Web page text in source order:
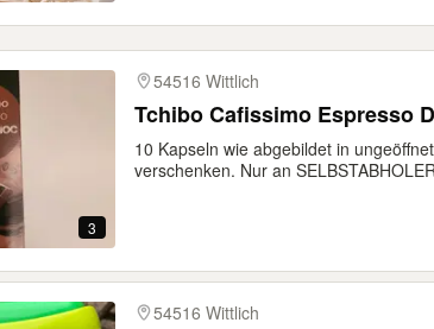
3
54516 Wittlich
Tchibo Cafissimo Espresso
10 Kapseln wie abgebildet in
verschenken. Nur an
54516 Wittlich